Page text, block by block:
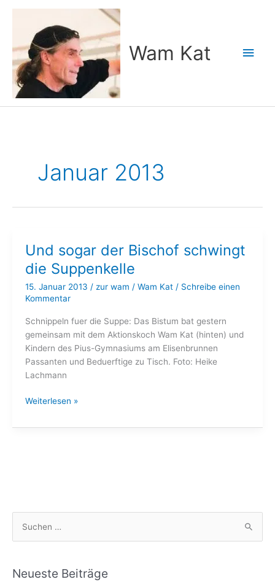
Wam Kat
Januar 2013
Und sogar der Bischof schwingt
die Suppenkelle
15. Januar 2013 / zur wam / Wam Kat / Schreibe einen
Kommentar
Schnippeln fuer die Suppe: Das Bistum bat gestern
gemeinsam mit dem Aktionskoch Wam Kat (hinten) und
Kindern des Pius-Gymnasiums am Elisenbrunnen
Passanten und Beduerftige zu Tisch. Foto: Heike
Lachmann
Und
der
Weiterlesen »
h
Neueste Beiträge